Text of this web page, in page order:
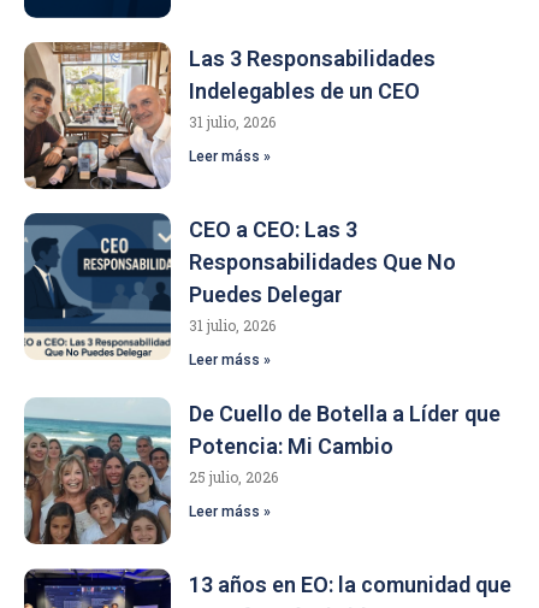
Las 3 Responsabilidades
Indelegables de un CEO
31 julio, 2026
Leer máss »
CEO a CEO: Las 3
Responsabilidades Que No
Puedes Delegar
31 julio, 2026
Leer máss »
De Cuello de Botella a Líder que
Potencia: Mi Cambio
25 julio, 2026
Leer máss »
13 años en EO: la comunidad que